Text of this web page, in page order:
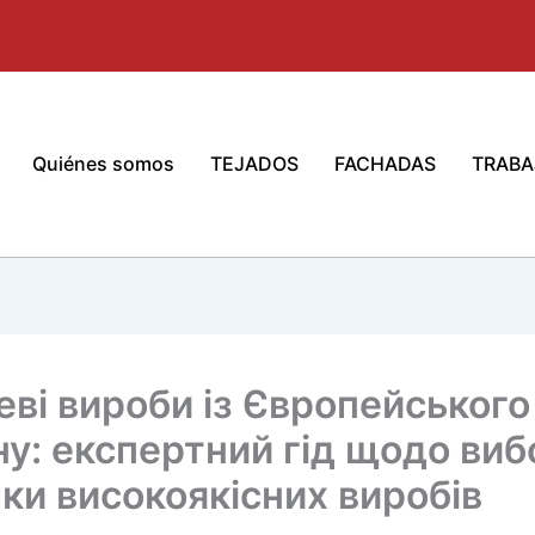
Quiénes somos TEJADOS FACHADAS
вироби із Європейського
експертний гід щодо
високоякісних виробів